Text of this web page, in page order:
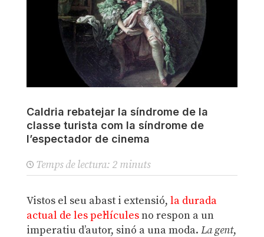
Caldria rebatejar la síndrome de la
classe turista com la síndrome de
l’espectador de cinema
Temps de lectura: 2 minuts
Vistos el seu abast i extensió, la durada
actual de les pel·lículesno respon a un
imperatiu d’autor, sinó a una moda. La gent,